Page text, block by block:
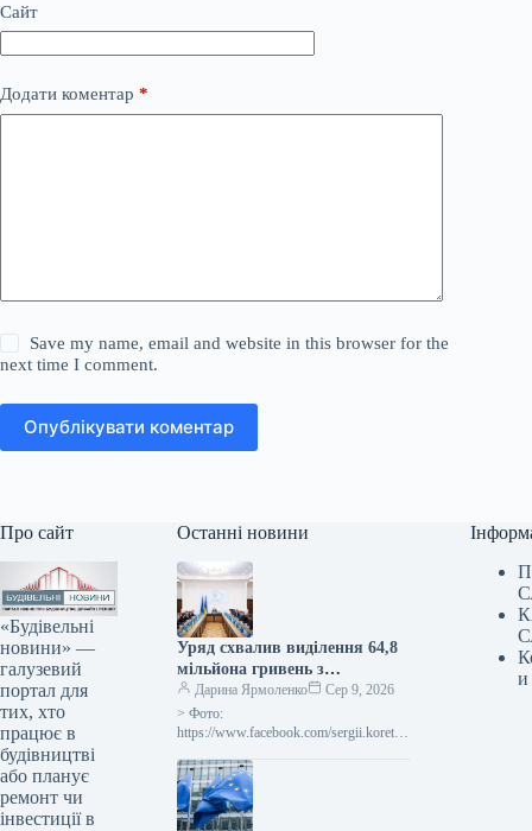
Сайт
Додати коментар *
Save my name, email and website in this browser for the
next time I comment.
Опублікувати коментар
Про сайт
«Будівельні
новини» —
галузевий
портал для
тих, хто
працює в
будівництві
або планує
ремонт чи
інвестиції в
Останні новини
Уряд схвалив виділення 64,8
мільйона гривень з
державного бюджету для
відновлювальних робіт та
подолання наслідків війни.
Дарина Ярмоленко
Сер 9, 2026
> Фото:
https://www.facebook.com/sergii.koretsk
виділення коштів, запланованих у
державному бюджеті на 2026 рік для
фінансування регіональної політики,
з…
и